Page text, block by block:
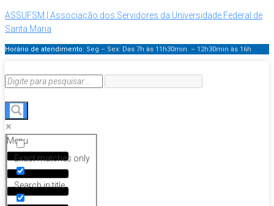
ASSUFSM | Associação dos Servidores da Universidade Federal de
Santa Maria
Horário de atendimento: Seg – Sex: Das 7h às 11h30min – 12h30min às 16h
Exact matches only
Search in title
Menu